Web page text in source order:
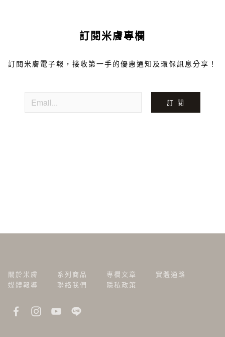
訂閱米膚專欄
訂閱米膚電子報，接收第一手的優惠通知及環保訊息分享！
訂 閱
關於米膚 系列商品 專欄文章
實體通路
媒體報導
聯絡我們 隱私政策